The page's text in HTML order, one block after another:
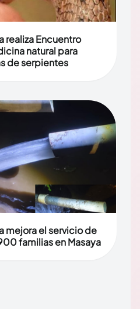
realiza Encuentro
natural para
de serpientes
mejora el servicio de
familias en Masaya